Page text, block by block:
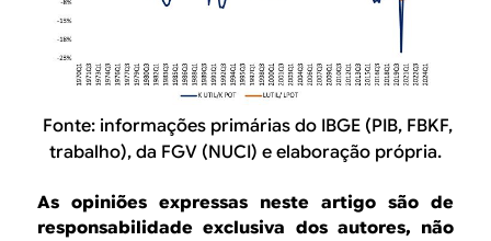
Fonte: informações primárias do IBGE (PIB, FBKF,
trabalho), da FGV (NUCI) e elaboração própria.
As opiniões expressas neste artigo são de
responsabilidade exclusiva dos autores, não